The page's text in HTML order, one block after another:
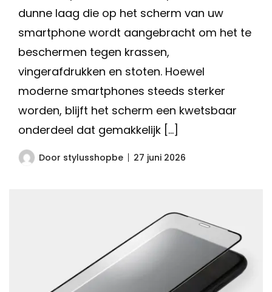
dunne laag die op het scherm van uw
smartphone wordt aangebracht om het te
beschermen tegen krassen,
vingerafdrukken en stoten. Hoewel
moderne smartphones steeds sterker
worden, blijft het scherm een kwetsbaar
onderdeel dat gemakkelijk […]
Door stylusshopbe 27 juni 2026